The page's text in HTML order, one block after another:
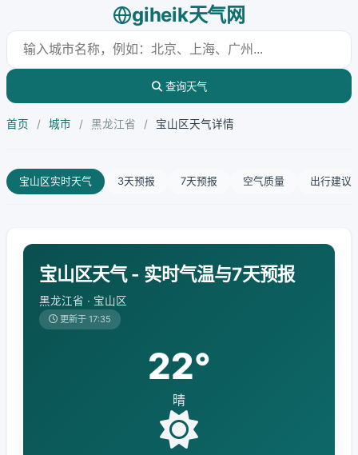
giheik天气网
查询天气
首页 / 城市 / 黑龙江省 / 宝山区天气详情
宝山区实时天气 3天预报 7天预报 空气质量 出行建议
宝山区天气 - 实时气温与7天预报
黑龙江省 · 宝山区
更新于 17:35
22°
晴